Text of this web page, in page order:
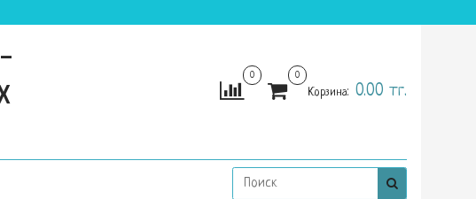
0 0
Корзина: 0.00 тг.